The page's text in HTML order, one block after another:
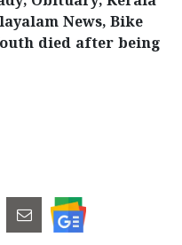
News, Bike
died after being